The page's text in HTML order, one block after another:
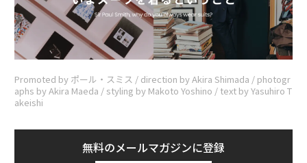
Promoted by ポール・スミス / direction by Akira Shimada / photogr
aphs by Akira Maeda / styling by Makoto Yoshino / text by Yasuhiro T
akeishi
無料のメールマガジンに登録